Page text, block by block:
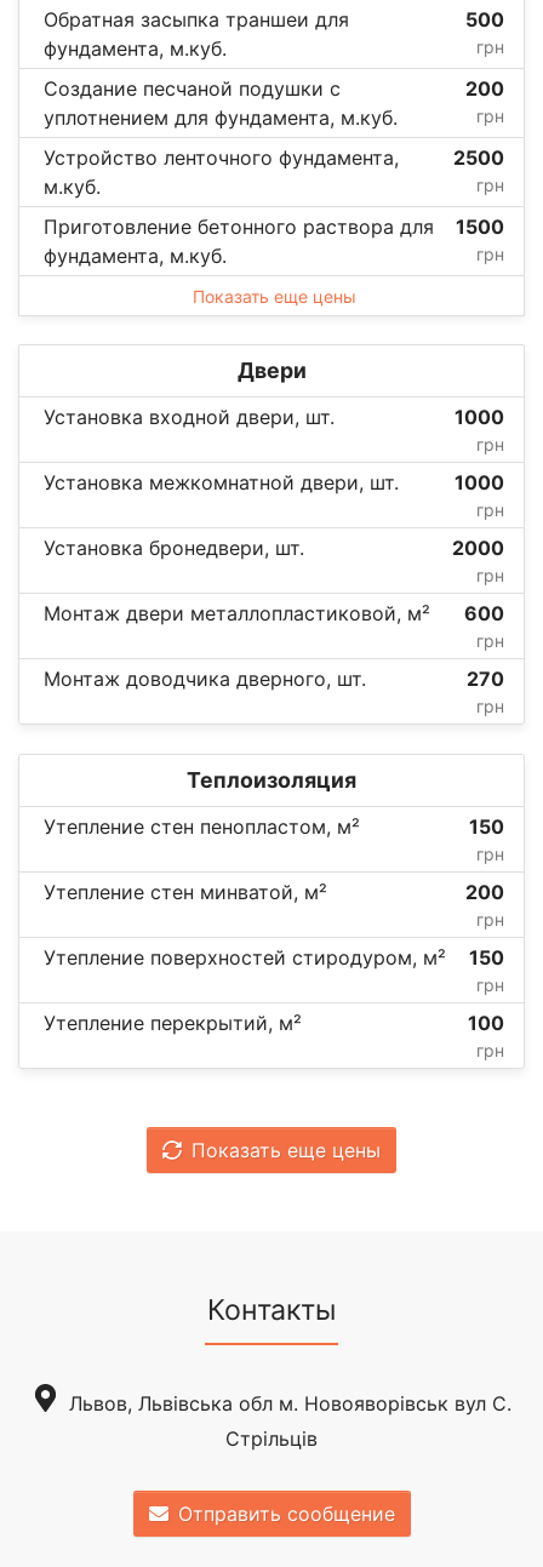
Обратная засыпка траншеи для
фундамента, м.куб.
500
грн
Создание песчаной подушки с
уплотнением для фундамента, м.куб.
200
грн
Устройство ленточного фундамента,
м.куб.
2500
грн
Приготовление бетонного раствора для
фундамента, м.куб.
1500
грн
Показать еще цены
Двери
Установка входной двери, шт. 1000
грн
Установка межкомнатной двери, шт. 1000
грн
Установка бронедвери, шт. 2000
грн
Монтаж двери металлопластиковой, м² 600
грн
Монтаж доводчика дверного, шт. 270
грн
Теплоизоляция
Утепление стен пенопластом, м² 150
грн
Утепление стен минватой, м² 200
грн
Утепление поверхностей стиродуром, м² 150
грн
Утепление перекрытий, м² 100
грн
Показать еще цены
Контакты
Львов, Львівська обл м. Новояворівськ вул С.
Стрільців
Отправить сообщение